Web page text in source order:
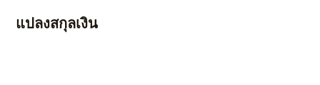
แปลงสกุลเงิน